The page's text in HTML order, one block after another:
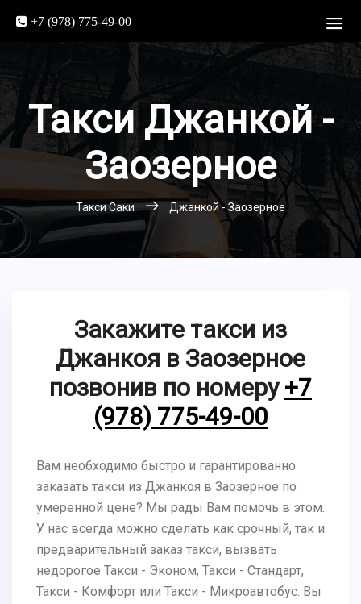
+7 (978) 775-49-00
Такси Джанкой -
Заозерное
Такси Саки Джанкой - Заозерное
Закажите такси из
Джанкоя в Заозерное
позвонив по номеру +7
(978) 775-49-00
Вам необходимо быстро и гарантированно
заказать такси из Джанкоя в Заозерное по
умеренной цене? Мы рады Вам помочь в этом.
У нас всегда можно сделать как срочный, так и
предварительный заказ такси, вызвать
недорогое Такси - Эконом, Такси - Стандарт,
Такси - Комфорт или Такси - Микроавтобус. Вы